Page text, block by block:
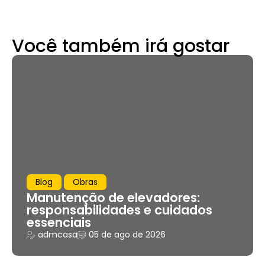
Você também irá gostar
Blog Obras
Manutenção de elevadores:
responsabilidades e cuidados
essenciais
admcasa 05 de ago de 2026